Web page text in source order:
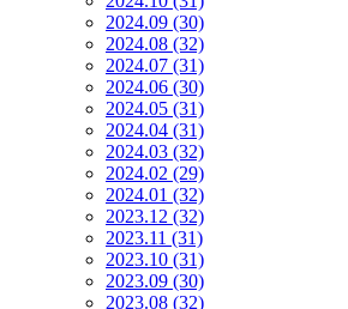
2024.09 (30)
2024.08 (32)
2024.07 (31)
2024.06 (30)
2024.05 (31)
2024.04 (31)
2024.03 (32)
2024.02 (29)
2024.01 (32)
2023.12 (32)
2023.11 (31)
2023.10 (31)
2023.09 (30)
2023.08 (32)